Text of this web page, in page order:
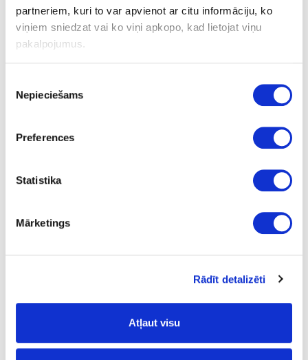
partneriem, kuri to var apvienot ar citu informāciju, ko
viņiem sniedzat vai ko viņi apkopo, kad lietojat viņu
pakalpojumus.
izvēle
Nepieciešams
Preferences
Statistika
Mārketings
Rādīt detalizēti
Atļaut visu
chrome
35-14.09.417-5
identical cylenders
2.84